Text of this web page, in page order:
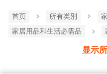
首页 所有类別
家居用品和生活必需品
显示